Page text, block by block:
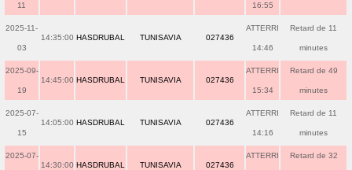
11 16:55
2025-11-
03
14:35:00 HASDRUBAL TUNISAVIA 027436
ATTERRI
14:46
Retard de 11
minutes
2025-09-
19
14:45:00 HASDRUBAL TUNISAVIA 027436
ATTERRI
15:34
Retard de 49
minutes
2025-07-
15
14:05:00 HASDRUBAL TUNISAVIA 027436
ATTERRI
14:16
Retard de 11
minutes
2025-07-
14:30:00 HASDRUBAL TUNISAVIA 027436
ATTERRI Retard de 32